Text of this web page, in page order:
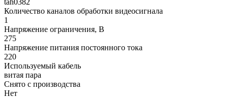
Количество каналов обработки видеосигнала
1
Напряжение ограничения, В
275
Напряжение питания постоянного тока
220
Используемый кабель
витая пара
Снято с производства
Нет